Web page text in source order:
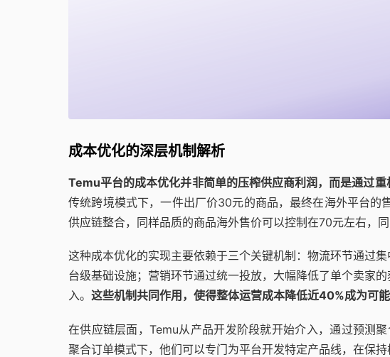
成本优化的深层机制解析
Temu平台的成本优化并非简单的压榨供应商利润，而是通过
传统跨境模式下，一件出厂价30元的商品，最终在海外平台的
供应链整合，同样品质的商品海外售价可以控制在70元左右，同
这种成本优化的实现主要依赖于三个关键机制：物流环节通过
台级基础设施；营销环节通过统一投放，大幅降低了单个卖家
入。 这些机制共同作用，使得整体运营成本降低近40%成为可能
在供应链层面，Temu从产品开发阶段就开始介入，通过预测
聚合订单模式下，他们可以专门为平台开发特定产品线，在保